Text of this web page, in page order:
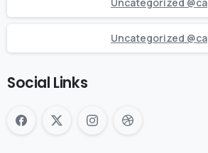
Uncategorized @ca
Social Links